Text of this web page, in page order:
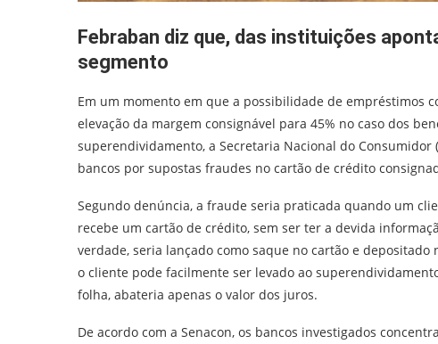
Febraban diz que, das instituições
segmento
Em um momento em que a possibilidade de empréstimos
elevação da margem consignável para 45% no caso dos
superendividamento, a Secretaria Nacional do
bancos por supostas fraudes no cartão de crédito
Segundo denúncia, a fraude seria praticada quando um
recebe um cartão de crédito, sem ser ter a devida
verdade, seria lançado como saque no cartão e
o cliente pode facilmente ser levado ao
folha, abateria apenas o valor dos juros.
De acordo com a Senacon, os bancos investigados